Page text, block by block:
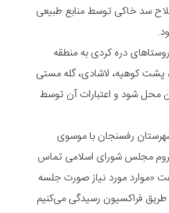
سد خاکی توسط منابع طبیعی
دره کردی به منطقه
پشت کوهیه، لاشادی، گله مستی
محل شود و اعتبارات آن توسط
رفسنجان با موسوی
مجلس شورای اسلامی تماس
«موارد مورد نیاز صورت جلسه
فراکسیون رسیدگی می‌کنیم